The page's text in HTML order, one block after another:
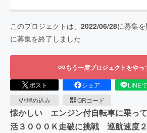
このプロジェクトは、 2022/06/28に募集を
に募集を終了しました
もう一度プロジェクトをやっ
ポスト シェア LINE
埋め込み
QRコード
懐かしい エンジン付自転車に乗っ
活３０００Ｋ走破に挑戦 巡航速度